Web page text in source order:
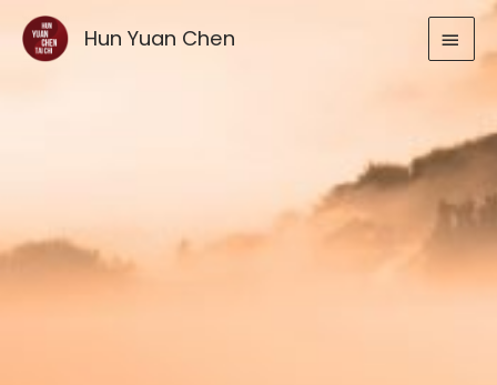
contenido
Hun Yuan Chen